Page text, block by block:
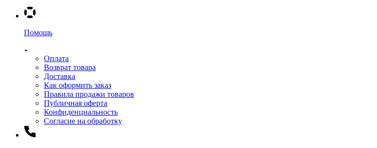
Помощь
Оплата
Возврат товара
Доставка
Как оформить заказ
Правила продажи товаров
Публичная оферта
Конфиденциальность
Согласие на обработку